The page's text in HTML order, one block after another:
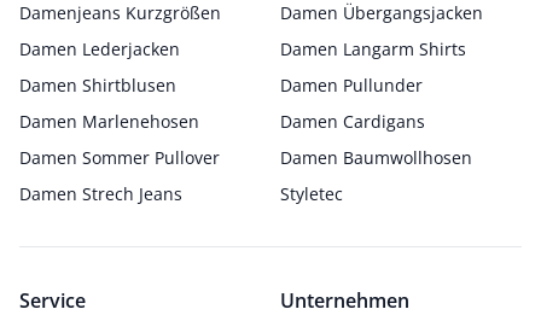
Damenjeans Kurzgrößen
Damen Übergangsjacken
Damen Lederjacken
Damen Langarm Shirts
Damen Shirtblusen
Damen Pullunder
Damen Marlenehosen
Damen Cardigans
Damen Sommer Pullover
Damen Baumwollhosen
Damen Strech Jeans
Styletec
Service Unternehmen